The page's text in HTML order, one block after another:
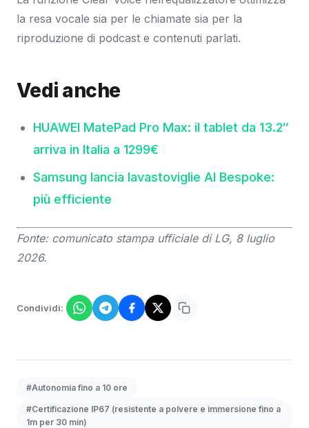
la resa vocale sia per le chiamate sia per la
riproduzione di podcast e contenuti parlati.
Vedi anche
HUAWEI MatePad Pro Max: il tablet da 13.2″
arriva in Italia a 1299€
Samsung lancia lavastoviglie AI Bespoke:
più efficiente
Fonte: comunicato stampa ufficiale di LG, 8 luglio
2026.
Condividi:
#Autonomia fino a 10 ore
#Certificazione IP67 (resistente a polvere e immersione fino a
1m per 30 min)